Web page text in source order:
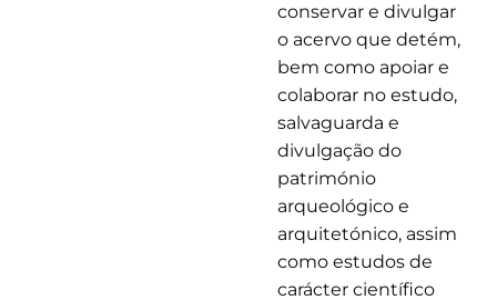
conservar e divulgar
o acervo que detém,
bem como apoiar e
colaborar no estudo,
salvaguarda e
divulgação do
património
arqueológico e
arquitetónico, assim
como estudos de
carácter científico